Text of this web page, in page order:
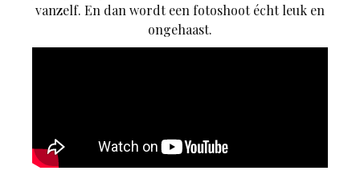
vanzelf. En dan wordt een fotoshoot écht leuk en
ongehaast.